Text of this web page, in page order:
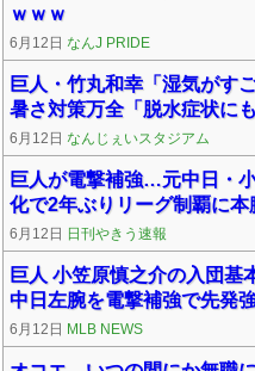
ｗｗｗ
6月12日 なんJ PRIDE
巨人・竹丸和幸「湿気がす
暑さ対策万全「脱水症状に
6月12日 なんじぇいスタジアム
巨人が電撃補強…元中日・
化で2年ぶりリーグ制覇に本
6月12日 日刊やきう速報
巨人 小笠原慎之介の入団
中日左腕を電撃補強で先発
6月12日 MLB NEWS